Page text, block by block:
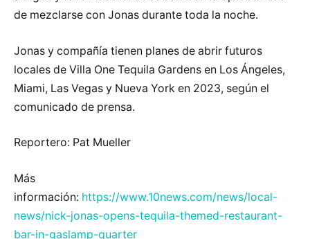
de mezclarse con Jonas durante toda la noche.
Jonas y compañía tienen planes de abrir futuros
locales de Villa One Tequila Gardens en Los Ángeles,
Miami, Las Vegas y Nueva York en 2023, según el
comunicado de prensa.
Reportero: Pat Mueller
Más
información: https://www.10news.com/news/local-
news/nick-jonas-opens-tequila-themed-restaurant-
bar-in-gaslamp-quarter